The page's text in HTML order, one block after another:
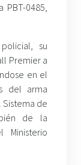
0485,
su
Premier a
en el
del arma
Sistema de
de la
Ministerio